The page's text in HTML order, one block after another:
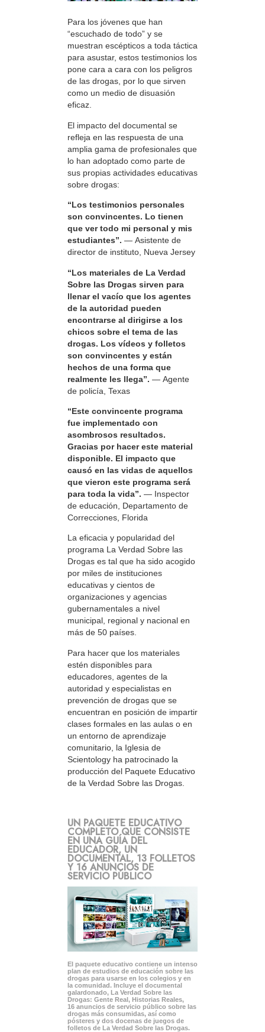
Para los jóvenes que han
“escuchado de todo” y se
muestran escépticos a toda táctica
para asustar, estos testimonios los
pone cara a cara con los peligros
de las drogas, por lo que sirven
como un medio de disuasión
eficaz.
El impacto del documental se
refleja en las respuesta de una
amplia gama de profesionales que
lo han adoptado como parte de
sus propias actividades educativas
sobre drogas:
“Los testimonios personales
son convincentes. Lo tienen
que ver todo mi personal y mis
estudiantes”. — Asistente de
director de instituto, Nueva Jersey
“Los materiales de La Verdad
Sobre las Drogas sirven para
llenar el vacío que los agentes
de la autoridad pueden
encontrarse al dirigirse a los
chicos sobre el tema de las
drogas. Los vídeos y folletos
son convincentes y están
hechos de una forma que
realmente les llega”. — Agente
de policía, Texas
“Este convincente programa
fue implementado con
asombrosos resultados.
Gracias por hacer este material
disponible. El impacto que
causó en las vidas de aquellos
que vieron este programa será
para toda la vida”. — Inspector
de educación, Departamento de
Correcciones, Florida
La eficacia y popularidad del
programa La Verdad Sobre las
Drogas es tal que ha sido acogido
por miles de instituciones
educativas y cientos de
organizaciones y agencias
gubernamentales a nivel
municipal, regional y nacional en
más de 50 países.
Para hacer que los materiales
estén disponibles para
educadores, agentes de la
autoridad y especialistas en
prevención de drogas que se
encuentran en posición de impartir
clases formales en las aulas o en
un entorno de aprendizaje
comunitario, la Iglesia de
Scientology ha patrocinado la
producción del Paquete Educativo
de la Verdad Sobre las Drogas.
UN PAQUETE EDUCATIVO
COMPLETO QUE CONSISTE
EN UNA GUÍA DEL
EDUCADOR, UN
DOCUMENTAL, 13 FOLLETOS
Y 16 ANUNCIOS DE
SERVICIO PÚBLICO
El paquete educativo contiene un intenso
plan de estudios de educación sobre las
drogas para usarse en los colegios y en
la comunidad. Incluye el documental
galardonado, La Verdad Sobre las
Drogas: Gente Real, Historias Reales,
16 anuncios de servicio público sobre las
drogas más consumidas, así como
pósteres y dos docenas de juegos de
folletos de La Verdad Sobre las Drogas.